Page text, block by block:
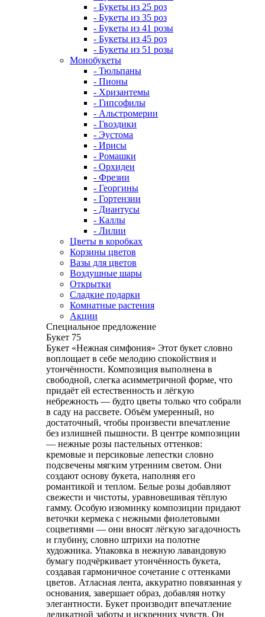
- Букеты из 25 роз
- Букеты из 35 роз
- Букеты из 41 розы
- Букеты из 45 роз
- Букеты из 51 розы
Монобукеты
- Тюльпаны
- Пионы
- Хризантемы
- Гипсофилы
- Альстромерии
- Гвоздики
- Эустома
- Ирисы
- Ромашки
- Орхидеи
- Фрезии
- Георгины
- Гортензии
- Диантусы
- Каллы
- Лилии
Цветы в коробках
Корзины цветов
Вазы для цветов
Воздушные шары
Открытки
Сладкие подарки
Комнатные растения
Акции
Специальное предложение
Букет 75
Букет «Нежная симфония» Этот букет словно
воплощает в себе мелодию спокойствия и
утончённости. Композиция выполнена в
свободной, слегка асимметричной форме, что
придаёт ей естественность и лёгкую
небрежность — будто цветы только что собрали
в саду на рассвете. Объём умеренный, но
достаточный, чтобы произвести впечатление
без излишней пышности. В центре композиции
— нежные розы пастельных оттенков:
кремовые и персиковые лепестки словно
подсвечены мягким утренним светом. Они
создают основу букета, наполняя его
романтикой и теплом. Белые розы добавляют
свежести и чистоты, уравновешивая тёплую
гамму. Особую изюминку композиции придают
веточки кермека с нежными фиолетовыми
соцветиями — они вносят лёгкую загадочность
и глубину, словно штрихи на полотне
художника. Упаковка в нежную лавандовую
бумагу подчёркивает утончённость букета,
создавая гармоничное сочетание с оттенками
цветов. Атласная лента, аккуратно повязанная у
основания, завершает образ, добавляя нотку
элегантности. Букет производит впечатление
деликатной заботы и искренних чувств. Он